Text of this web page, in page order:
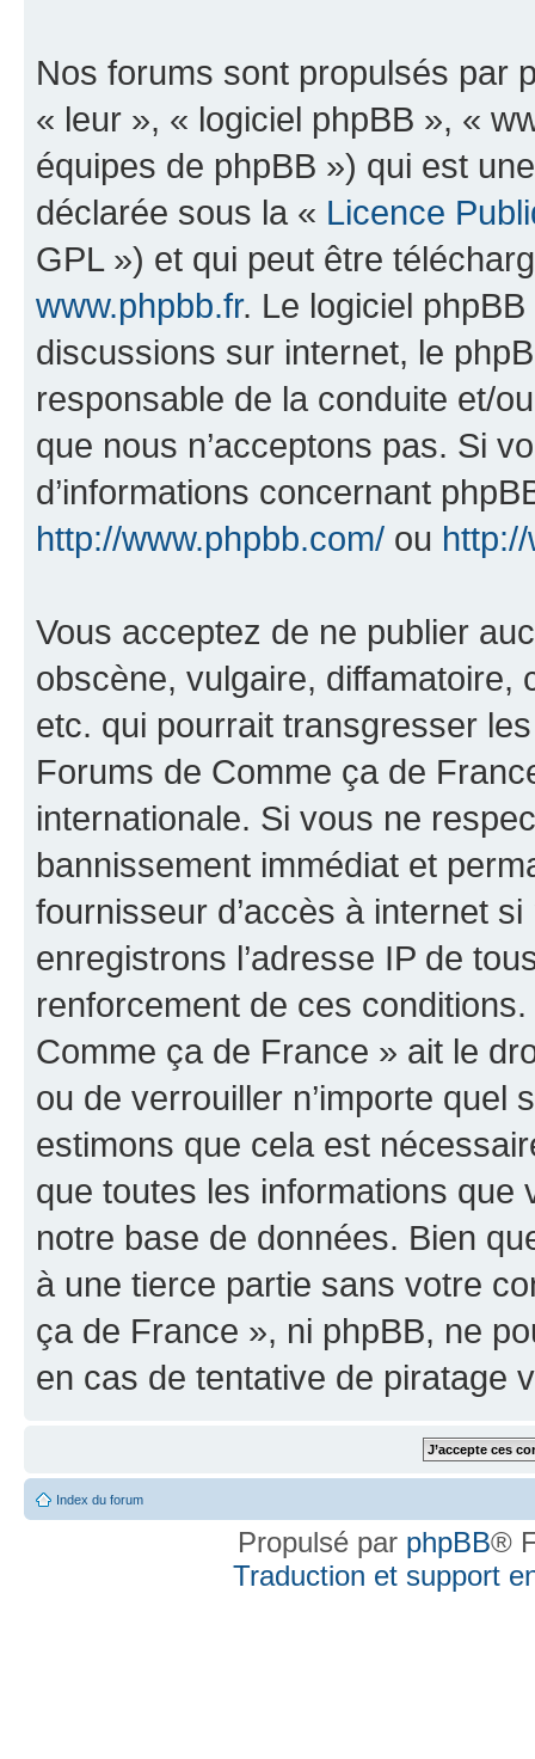
Nos forums sont propulsés par
« leur », « logiciel phpBB », «
équipes de phpBB ») qui est
déclarée sous la « Licence
GPL ») et qui peut être
www.phpbb.fr. Le logiciel
discussions sur internet, le
responsable de la conduite et/
que nous n’acceptons pas. Si
d’informations concernant
http://www.phpbb.com/ ou
Vous acceptez de ne publier
obscène, vulgaire, diffamatoire,
etc. qui pourrait transgresser
Forums de Comme ça de
internationale. Si vous ne
bannissement immédiat et
fournisseur d’accès à internet
enregistrons l’adresse IP de
renforcement de ces
Comme ça de France » ait le
ou de verrouiller n’importe quel
estimons que cela est
que toutes les informations
notre base de données. Bien
à une tierce partie sans votre
ça de France », ni phpBB, ne
en cas de tentative de piratage
Index du forum
Propulsé par phpBB®
Traduction et support